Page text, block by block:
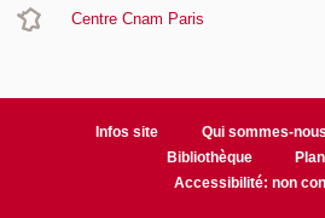
Centre Cnam Paris
Infos site Qui sommes-
Bibliothèque
Accessibilité: non